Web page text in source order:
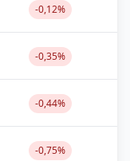
-0,12%
-0,35%
-0,44%
-0,75%